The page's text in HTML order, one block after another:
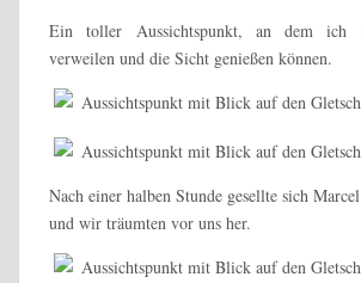
Ein toller Aussichtspunkt, an dem ich
verweilen und die Sicht genießen können.
Nach einer halben Stunde gesellte sich
und wir träumten vor uns her.